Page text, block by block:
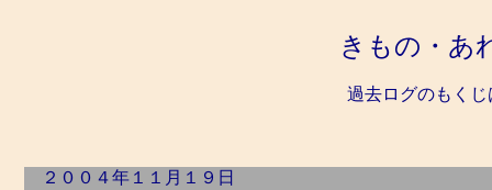
２００４年１１月１９日
きもの・あ
過去ログのもくじ